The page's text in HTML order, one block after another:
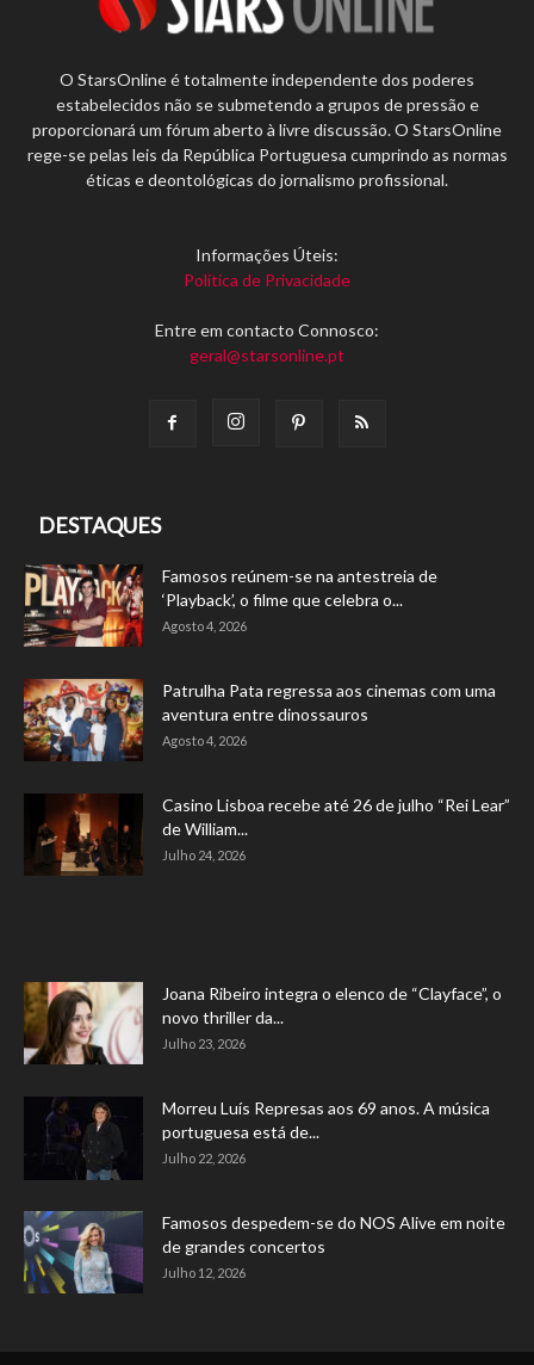
O StarsOnline é totalmente independente dos poderes
estabelecidos não se submetendo a grupos de pressão e
proporcionará um fórum aberto à livre discussão. O StarsOnline
rege-se pelas leis da República Portuguesa cumprindo as normas
éticas e deontológicas do jornalismo profissional.
Informações Úteis:
Política de Privacidade
Entre em contacto Connosco:
geral@starsonline.pt
DESTAQUES
Famosos reúnem-se na antestreia de
‘Playback’, o filme que celebra o...
Agosto 4, 2026
Patrulha Pata regressa aos cinemas com uma
aventura entre dinossauros
Agosto 4, 2026
Casino Lisboa recebe até 26 de julho “Rei Lear”
de William...
Julho 24, 2026
Joana Ribeiro integra o elenco de “Clayface”, o
novo thriller da...
Julho 23, 2026
Morreu Luís Represas aos 69 anos. A música
portuguesa está de...
Julho 22, 2026
Famosos despedem-se do NOS Alive em noite
de grandes concertos
Julho 12, 2026